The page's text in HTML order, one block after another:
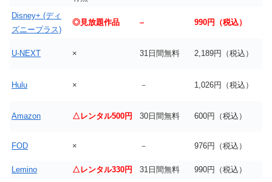
Disney+ (ディ
ズニープラス)
◎見放題作品 – 990円（税込）
U-NEXT × 31日間無料 2,189円（税込）
Hulu × － 1,026円（税込）
Amazon △レンタル500円 30日間無料 600円（税込）
FOD × － 976円（税込）
Lemino △レンタル330円 31日間無料 990円（税込）